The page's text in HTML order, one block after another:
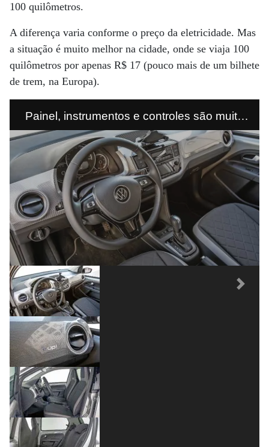
100 quilômetros.
A diferença varia conforme o preço da eletricidade. Mas
a situação é muito melhor na cidade, onde se viaja 100
quilômetros por apenas R$ 17 (pouco mais de um bilhete
de trem, na Europa).
Painel, instrumentos e controles são muito
funcionais e bem feitos. O Quadro de
instrumentos tem velocímetro, medidor de
fluxo de energia, indicador da bateria e
computador de bordo. Suporte ajustável para
smartphone, com tomada para carregamento
e ar-condicionado e aquecimento dos
bancos.
Previous Next